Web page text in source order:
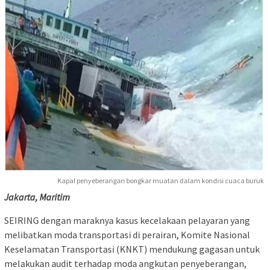
Kapal penyeberangan bongkar muatan dalam kondisi cuaca buruk
Jakarta, Maritim
SEIRING dengan maraknya kasus kecelakaan pelayaran yang
melibatkan moda transportasi di perairan, Komite Nasional
Keselamatan Transportasi (KNKT) mendukung gagasan untuk
melakukan audit terhadap moda angkutan penyeberangan,